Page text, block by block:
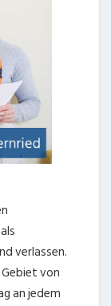
verlassen.
von
an jedem